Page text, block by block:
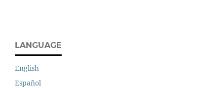
LANGUAGE
English
Español